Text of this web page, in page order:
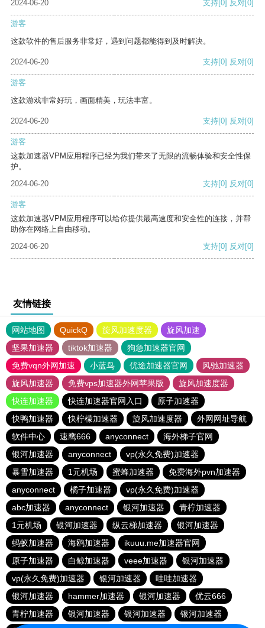
2024-06-20
支持[0] 反对[0]
游客
这款软件的售后服务非常好，遇到问题都能得到及时解决。
2024-06-20 支持[0] 反对[0]
游客
这款游戏非常好玩，画面精美，玩法丰富。
2024-06-20 支持[0] 反对[0]
游客
这款加速器VPM应用程序已经为我们带来了无限的流畅体验和安全性保
护。
2024-06-20
支持[0] 反对[0]
游客
这款加速器VPM应用程序可以给你提供最高速度和安全性的连接，并帮
助你在网络上自由移动。
2024-06-20
支持[0] 反对[0]
友情链接
网站地图 QuickQ 旋风加速度器
旋风加速
坚果加速器
tiktok加速器
狗急加速器官网
免费vqn外网加速
小蓝鸟 优途加速器官网
风驰加速器
旋风加速器
免费vps加速器外网苹果版
旋风加速度器
快连加速器
快连加速器官网入口
原子加速器
快鸭加速器
快柠檬加速器 旋风加速度器
外网网址导航
软件中心
速鹰666 anyconnect
海外梯子官网
银河加速器
anyconnect
vp(永久免费)加速器
暴雪加速器
1元机场 蜜蜂加速器
免费海外pvn加速器
anyconnect
橘子加速器
vp(永久免费)加速器
abc加速器
anyconnect 银河加速器
青柠加速器
1元机场
银河加速器 纵云梯加速器
银河加速器
蚂蚁加速器
海鸥加速器
ikuuu.me加速器官网
原子加速器
白鲸加速器 veee加速器
银河加速器
vp(永久免费)加速器
银河加速器
哇哇加速器
银河加速器
hammer加速器 银河加速器
优云666
青柠加速器
银河加速器 银河加速器
银河加速器